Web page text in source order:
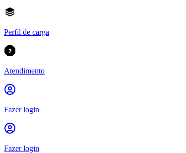
Perfil de carga
Atendimento
Fazer login
Fazer login